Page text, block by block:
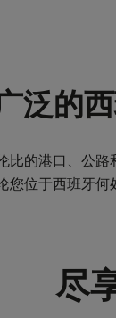
泛的
比的港口、公
您位于西班牙何
尽